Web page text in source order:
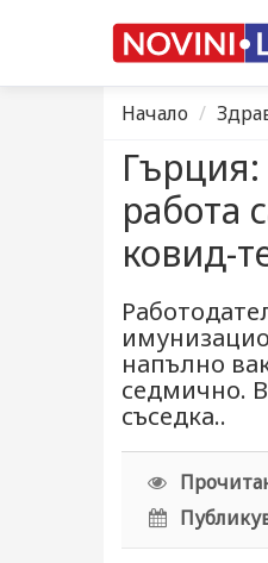
Начало
работа
ковид-
напълно
седмично.
съседка..